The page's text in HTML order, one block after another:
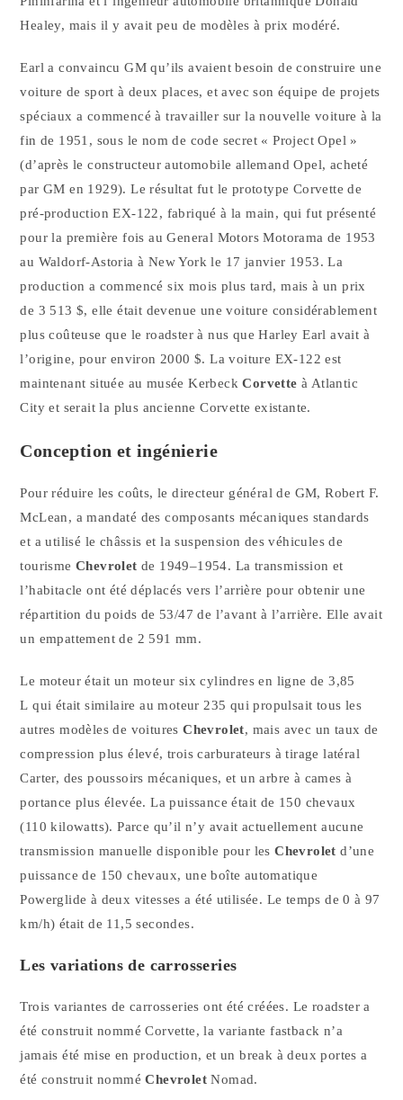
Healey, mais il y avait peu de modèles à prix modéré.
Earl a convaincu GM qu’ils avaient besoin de construire une
voiture de sport à deux places, et avec son équipe de projets
spéciaux a commencé à travailler sur la nouvelle voiture à la
fin de 1951, sous le nom de code secret « Project Opel »
(d’après le constructeur automobile allemand Opel, acheté
par GM en 1929). Le résultat fut le prototype Corvette de
pré-production EX-122, fabriqué à la main, qui fut présenté
pour la première fois au General Motors Motorama de 1953
au Waldorf-Astoria à New York le 17 janvier 1953. La
production a commencé six mois plus tard, mais à un prix
de 3 513 $, elle était devenue une voiture considérablement
plus coûteuse que le roadster à nus que Harley Earl avait à
l’origine, pour environ 2000 $. La voiture EX-122 est
maintenant située au musée KerbeckCorvette à Atlantic
City et serait la plus ancienne Corvette existante.
Conception et ingénierie
Pour réduire les coûts, le directeur général de GM, Robert F.
McLean, a mandaté des composants mécaniques standards
et a utilisé le châssis et la suspension des véhicules de
tourismeChevrolet de 1949–1954. La transmission et
l’habitacle ont été déplacés vers l’arrière pour obtenir une
répartition du poids de 53/47 de l’avant à l’arrière. Elle avait
un empattement de 2 591 mm.
Le moteur était un moteur six cylindres en ligne de 3,85
L qui était similaire au moteur 235 qui propulsait tous les
autres modèles de voituresChevrolet, mais avec un taux de
compression plus élevé, trois carburateurs à tirage latéral
Carter, des poussoirs mécaniques, et un arbre à cames à
portance plus élevée. La puissance était de 150 chevaux
(110 kilowatts). Parce qu’il n’y avait actuellement aucune
transmission manuelle disponible pour lesChevrolet d’une
puissance de 150 chevaux, une boîte automatique
Powerglide à deux vitesses a été utilisée. Le temps de 0 à 97
km/h) était de 11,5 secondes.
Les variations de carrosseries
Trois variantes de carrosseries ont été créées. Le roadster a
été construit nommé Corvette, la variante fastback n’a
jamais été mise en production, et un break à deux portes a
été construit nomméChevrolet Nomad.